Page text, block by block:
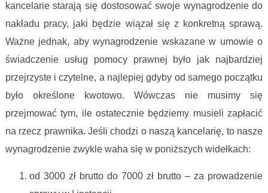
kancelarie starają się dostosować swoje wynagrodzenie do
nakładu pracy, jaki będzie wiązał się z konkretną sprawą.
Ważne jednak, aby wynagrodzenie wskazane w umowie o
świadczenie usług pomocy prawnej było jak najbardziej
przejrzyste i czytelne, a najlepiej gdyby od samego początku
było określone kwotowo. Wówczas nie musimy się
przejmować tym, ile ostatecznie będziemy musieli zapłacić
na rzecz prawnika. Jeśli chodzi o naszą kancelarię, to nasze
wynagrodzenie zwykle waha się w poniższych widełkach:
od 3000 zł brutto do 7000 zł brutto – za prowadzenie